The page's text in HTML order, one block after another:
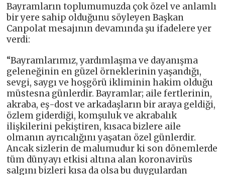
Bayramların toplumumuzda çok özel ve anlamlı
bir yere sahip olduğunu söyleyen Başkan
Canpolat mesajının devamında şu ifadelere yer
verdi:
“Bayramlarımız, yardımlaşma ve dayanışma
geleneğinin en güzel örneklerinin yaşandığı,
sevgi, saygı ve hoşgörü ikliminin hakim olduğu
müstesna günlerdir. Bayramlar; aile fertlerinin,
akraba, eş-dost ve arkadaşların bir araya geldiği,
özlem giderdiği, komşuluk ve akrabalık
ilişkilerini pekiştiren, kısaca bizlere aile
olmanın ayrıcalığını yaşatan özel günlerdir.
Ancak sizlerin de malumudur ki son dönemlerde
tüm dünyayı etkisi altına alan koronavirüs
salgını bizleri kısa da olsa bu duygulardan